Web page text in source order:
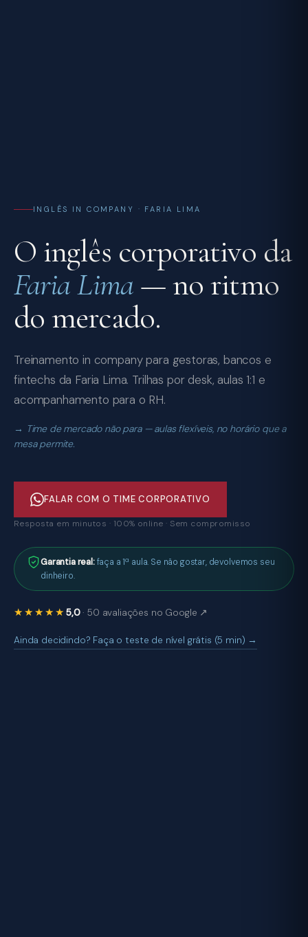
INGLÊS IN COMPANY · FARIA LIMA
O inglês corporativo da
Faria Lima— no ritmo
do mercado.
Treinamento in company para gestoras, bancos e
fintechs da Faria Lima. Trilhas por desk, aulas 1:1 e
acompanhamento para o RH.
Time de mercado não para — aulas flexíveis, no horário que a
mesa permite.
FALAR COM O TIME CORPORATIVO
Resposta em minutos · 100% online · Sem compromisso
Garantia real:faça a 1ª aula. Se não gostar, devolvemos seu
dinheiro.
★★★★★ 5,0· 50 avaliações no Google ↗
Ainda decidindo? Faça o teste de nível grátis (5 min) →